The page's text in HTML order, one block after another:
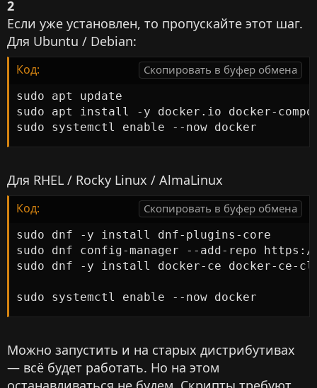
2
Если уже установлен, то пропускайте этот шаг.
Для Ubuntu / Debian:
Код: Скопировать в буфер обмена
sudo apt update
sudo apt install -y docker.io docker-
sudo systemctl enable --now docker
Для RHEL / Rocky Linux / AlmaLinux
Код: Скопировать в буфер обмена
sudo dnf -y install dnf-plugins-core
sudo dnf config-manager --add-repo
sudo dnf -y install docker-ce docker-ce-
sudo systemctl enable --now docker
Можно запустить и на старых дистрибутивах
— всё будет работать. Но на этом